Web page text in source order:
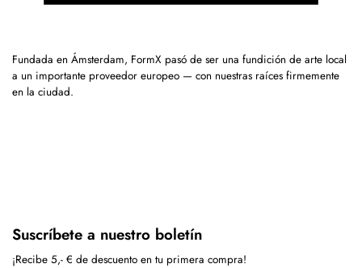
Fundada en Ámsterdam, FormX pasó de ser una fundición de arte local
a un importante proveedor europeo — con nuestras raíces firmemente
en la ciudad.
Suscríbete a nuestro boletín
¡Recibe 5,- € de descuento en tu primera compra!